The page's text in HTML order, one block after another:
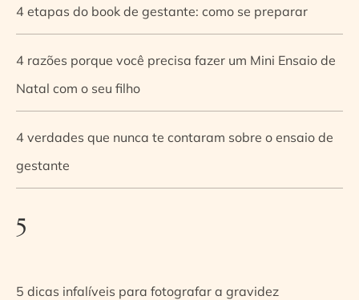
4 etapas do book de gestante: como se preparar
4 razões porque você precisa fazer um Mini Ensaio de
Natal com o seu filho
4 verdades que nunca te contaram sobre o ensaio de
gestante
5
5 dicas infalíveis para fotografar a gravidez